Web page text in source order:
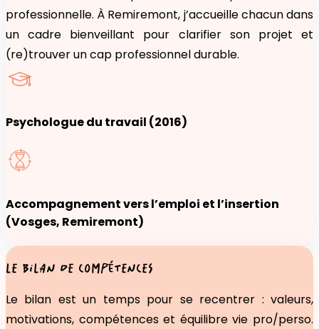
professionnelle. À Remiremont, j’accueille chacun dans
un cadre bienveillant pour clarifier son projet et
(re)trouver un cap professionnel durable.
Psychologue du travail (2016)
Accompagnement vers l’emploi et l’insertion
(Vosges, Remiremont)
LE BILAN DE COMPÉTENCES
Le bilan est un temps pour se recentrer : valeurs,
motivations, compétences et équilibre vie pro/perso.